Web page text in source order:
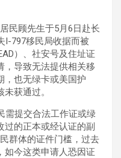
民顾先生于5月6日赴长
I-797移民局收据而被
）、社安号及住址证
，导致无法提供相关移
，也无绿卡或美国护
获通过。
需提交合法工作证或绿
的正本或经认证的副
群体的证件门槛，过去
如今这类申请人恐因证